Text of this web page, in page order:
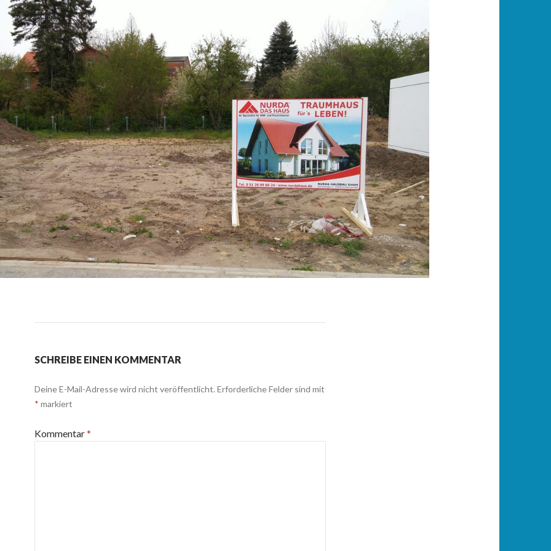
SCHREIBE EINEN KOMMENTAR
Deine E-Mail-Adresse wird nicht veröffentlicht. Erforderliche Felder sind mit
* markiert
Kommentar*